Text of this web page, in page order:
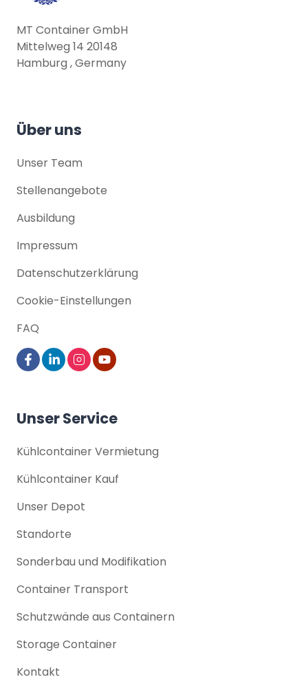
MT Container GmbH
Mittelweg 14 20148
Hamburg , Germany
Über uns
Unser Team
Stellenangebote
Ausbildung
Impressum
Datenschutz­erklärung
Cookie-Einstellungen
FAQ
Unser Service
Kühlcontainer Vermietung
Kühlcontainer Kauf
Unser Depot
Standorte
Sonderbau und Modifikation
Container Transport
Schutzwände aus Containern
Storage Container
Kontakt